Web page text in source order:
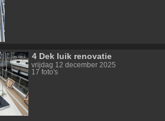
4 Dek luik renovatie
vrijdag 12 december 2025
17 foto's